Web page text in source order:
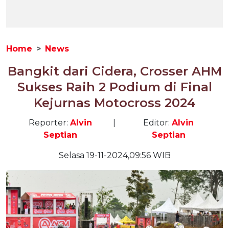
Home News
Bangkit dari Cidera, Crosser AHM
Sukses Raih 2 Podium di Final
Kejurnas Motocross 2024
Reporter: Alvin
Septian
Editor:Alvin
Septian
Selasa 19-11-2024,09:56 WIB